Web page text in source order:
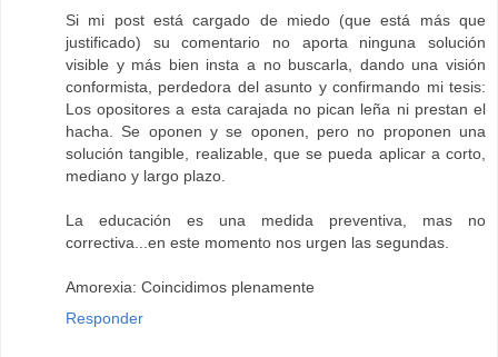
Si mi post está cargado de miedo (que está más que
justificado) su comentario no aporta ninguna solución
visible y más bien insta a no buscarla, dando una visión
conformista, perdedora del asunto y confirmando mi tesis:
Los opositores a esta carajada no pican leña ni prestan el
hacha. Se oponen y se oponen, pero no proponen una
solución tangible, realizable, que se pueda aplicar a corto,
mediano y largo plazo.
La educación es una medida preventiva, mas no
correctiva...en este momento nos urgen las segundas.
Amorexia: Coincidimos plenamente
Responder